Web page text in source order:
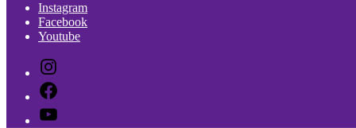
Instagram
Facebook
Youtube
Instagram
Facebook
Youtube